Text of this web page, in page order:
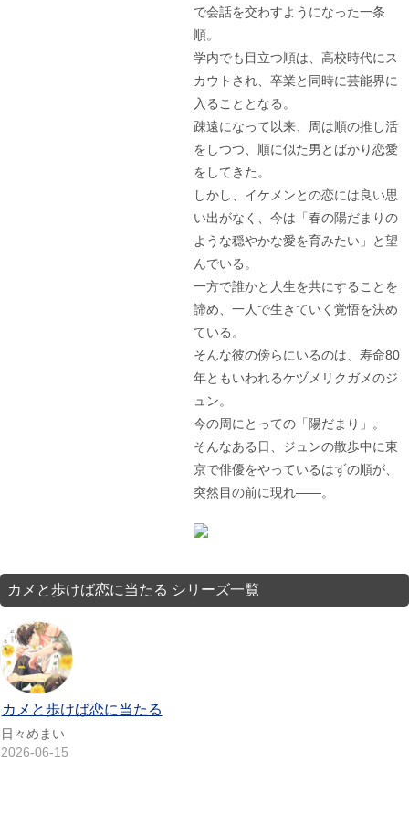
で会話を交わすようになった一条
順。
学内でも目立つ順は、高校時代にス
カウトされ、卒業と同時に芸能界に
入ることとなる。
疎遠になって以来、周は順の推し活
をしつつ、順に似た男とばかり恋愛
をしてきた。
しかし、イケメンとの恋には良い思
い出がなく、今は「春の陽だまりの
ような穏やかな愛を育みたい」と望
んでいる。
一方で誰かと人生を共にすることを
諦め、一人で生きていく覚悟を決め
ている。
そんな彼の傍らにいるのは、寿命80
年ともいわれるケヅメリクガメのジ
ュン。
今の周にとっての「陽だまり」。
そんなある日、ジュンの散歩中に東
京で俳優をやっているはずの順が、
突然目の前に現れ――。
カメと歩けば恋に当たる シリーズ一覧
カメと歩けば恋に当たる
日々めまい
2026-06-15